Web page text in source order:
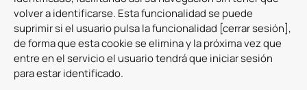
volver a identificarse. Esta funcionalidad se puede
suprimir si el usuario pulsa la funcionalidad [cerrar sesión],
de forma que esta cookie se elimina y la próxima vez que
entre en el servicio el usuario tendrá que iniciar sesión
para estar identificado.